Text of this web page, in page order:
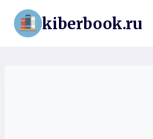
Перейти
содержимому
kiberbook.ru